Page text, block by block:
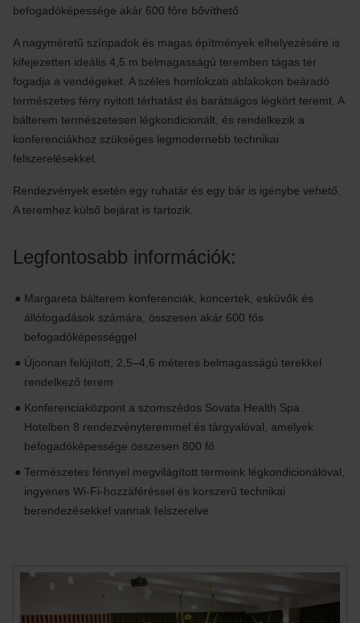
befogadóképessége akár 600 főre bővíthető.
A nagyméretű színpadok és magas építmények elhelyezésére is
kifejezetten ideális 4,5 m belmagasságú teremben tágas tér
fogadja a vendégeket. A széles homlokzati ablakokon beáradó
természetes fény nyitott térhatást és barátságos légkört teremt. A
bálterem természetesen légkondicionált, és rendelkezik a
konferenciákhoz szükséges legmodernebb technikai
felszerelésekkel.
Rendezvények esetén egy ruhatár és egy bár is igénybe vehető.
A teremhez külső bejárat is tartozik.
Legfontosabb információk:
Margareta bálterem konferenciák, koncertek, esküvők és
állófogadások számára, összesen akár 600 fős
befogadóképességgel
Újonnan felújított, 2,5–4,6 méteres belmagasságú terekkel
rendelkező terem
Konferenciaközpont a szomszédos Sovata Health Spa
Hotelben 8 rendezvényteremmel és tárgyalóval, amelyek
befogadóképessége összesen 800 fő
Természetes fénnyel megvilágított termeink légkondicionálóval,
ingyenes Wi-Fi-hozzáféréssel és korszerű technikai
berendezésekkel vannak felszerelve